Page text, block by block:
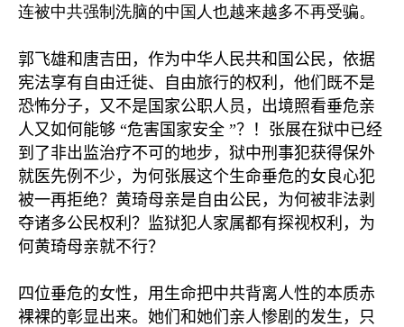
连被中共强制洗脑的中国人也越来越多不再受骗。
郭飞雄和唐吉田，作为中华人民共和国公民，依据
宪法享有自由迁徙、自由旅行的权利，他们既不是
恐怖分子，又不是国家公职人员，出境照看垂危亲
人又如何能够 “危害国家安全 ”？！张展在狱中已经
到了非出监治疗不可的地步，狱中刑事犯获得保外
就医先例不少，为何张展这个生命垂危的女良心犯
被一再拒绝？黄琦母亲是自由公民，为何被非法剥
夺诸多公民权利？监狱犯人家属都有探视权利，为
何黄琦母亲就不行？
四位垂危的女性，用生命把中共背离人性的本质赤
裸裸的彰显出来。她们和她们亲人惨剧的发生，只